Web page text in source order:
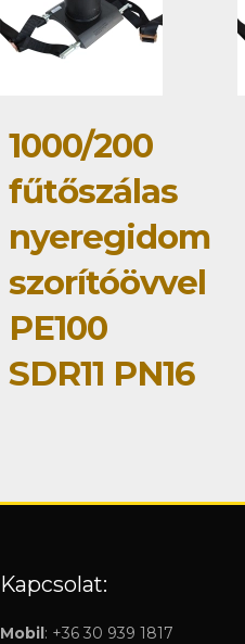
1000/200
fűtőszálas
nyeregidom
szorítóövvel
PE100
SDR11 PN16
Kapcsolat:
Mobil: +36 30 939 1817